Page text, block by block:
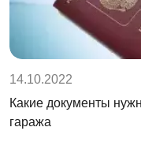
14.10.2022
Какие документы
гаража